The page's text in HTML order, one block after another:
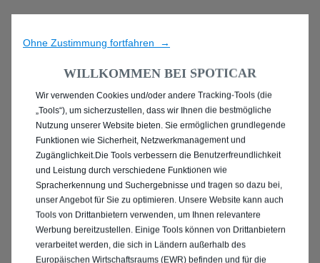
ENTDECKEN SIE ALLE
MIT DIESEL ANTRIEB IN
FLENSBURG
Ohne Zustimmung fortfahren →
WILLKOMMEN BEI SPOTICAR
Wir verwenden Cookies und/oder andere Tracking-Tools (die
„Tools“), um sicherzustellen, dass wir Ihnen die bestmögliche
Nutzung unserer Website bieten. Sie ermöglichen grundlegende
Funktionen wie Sicherheit, Netzwerkmanagement und
Zugänglichkeit.Die Tools verbessern die Benutzerfreundlichkeit
und Leistung durch verschiedene Funktionen wie
Spracherkennung und Suchergebnisse und tragen so dazu bei,
unser Angebot für Sie zu optimieren. Unsere Website kann auch
Tools von Drittanbietern verwenden, um Ihnen relevantere
Werbung bereitzustellen. Einige Tools können von Drittanbietern
verarbeitet werden, die sich in Ländern außerhalb des
Europäischen Wirtschaftsraums (EWR) befinden und für die